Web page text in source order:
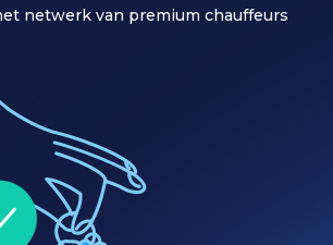
netwerk van premium chauffeurs